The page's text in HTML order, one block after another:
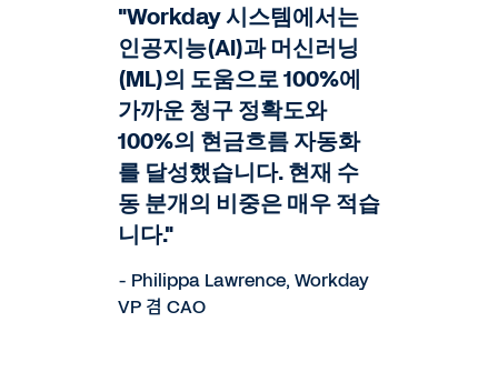
"Workday 시스템에서는
인공지능(AI)과 머신러닝
(ML)의 도움으로 100%에
가까운 청구 정확도와
100%의 현금흐름 자동화
를 달성했습니다. 현재 수
동 분개의 비중은 매우 적습
니다."
- Philippa Lawrence, Workday
VP 겸 CAO